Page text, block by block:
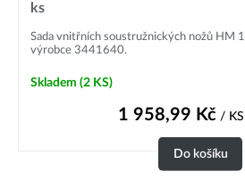
ks
Sada vnitřních soustružnických nožů HM
výrobce 3441640.
Skladem (2 KS)
1 958,99 Kč/ KS
Do košíku